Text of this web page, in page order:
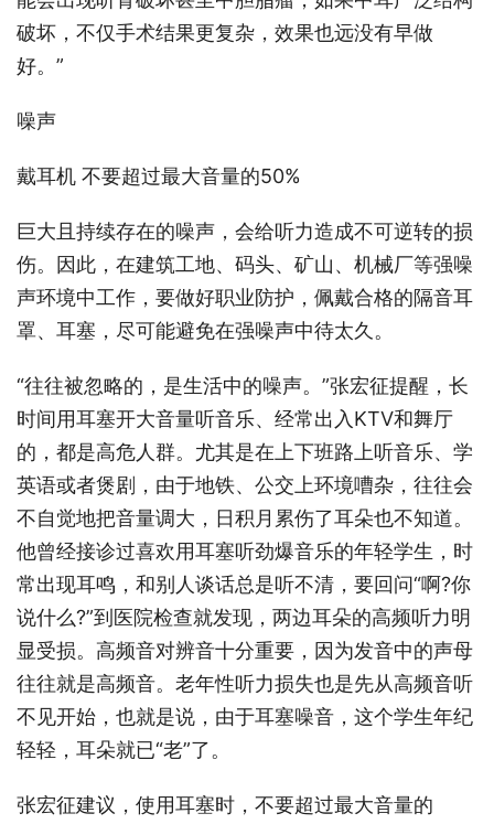
破坏，不仅手术结果更复杂，效果也远没有早做
好。”
噪声
戴耳机 不要超过最大音量的50%
巨大且持续存在的噪声，会给听力造成不可逆转的损
伤。因此，在建筑工地、码头、矿山、机械厂等强噪
声环境中工作，要做好职业防护，佩戴合格的隔音耳
罩、耳塞，尽可能避免在强噪声中待太久。
“往往被忽略的，是生活中的噪声。”张宏征提醒，长
时间用耳塞开大音量听音乐、经常出入KTV和舞厅
的，都是高危人群。尤其是在上下班路上听音乐、学
英语或者煲剧，由于地铁、公交上环境嘈杂，往往会
不自觉地把音量调大，日积月累伤了耳朵也不知道。
他曾经接诊过喜欢用耳塞听劲爆音乐的年轻学生，时
常出现耳鸣，和别人谈话总是听不清，要回问“啊?你
说什么?”到医院检查就发现，两边耳朵的高频听力明
显受损。高频音对辨音十分重要，因为发音中的声母
往往就是高频音。老年性听力损失也是先从高频音听
不见开始，也就是说，由于耳塞噪音，这个学生年纪
轻轻，耳朵就已“老”了。
张宏征建议，使用耳塞时，不要超过最大音量的